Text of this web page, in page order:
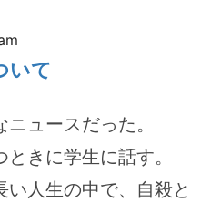
いて
ュースだった。
きに学生に話す。
い人生の中で、自殺と